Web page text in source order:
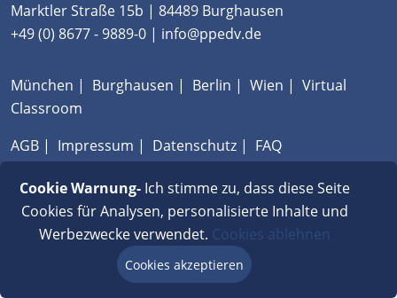
Marktler Straße 15b | 84489 Burghausen
+49 (0) 8677 - 9889-0 | info@ppedv.de
München | Burghausen | Berlin | Wien | Virtual
Classroom
AGB | Impressum | Datenschutz | FAQ
Cookie Warnung-Ich stimme zu, dass diese Seite
Cookies für Analysen, personalisierte Inhalte und
Werbezwecke verwendet. Cookies ablehnen
Cookies akzeptieren